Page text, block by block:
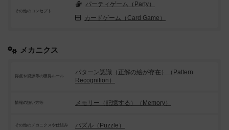
その他のコンセプト
パーティゲーム（Party）
カードゲーム（Card Game）
メカニクス
得点や資源等の獲得ルール
パターン認識（正解の絵が存在）（Pattern
Recognition）
情報の扱い方等 メモリー（記憶する）（Memory）
その他のメカニクスや仕組み パズル（Puzzle）